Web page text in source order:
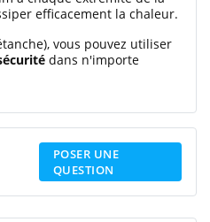
efficacement la chaleur.
vous pouvez utiliser
dans n'importe
POSER UNE
QUESTION